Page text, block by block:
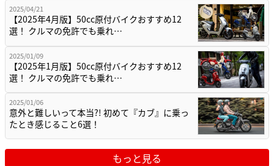
2025/04/21
【2025年4月版】50cc原付バイクおすすめ12
選！ クルマの免許でも乗れ…
2025/01/09
【2025年1月版】50cc原付バイクおすすめ12
選！ クルマの免許でも乗れ…
2025/01/06
意外と難しいって本当?! 初めて『カブ』に乗っ
たとき感じること6選！
もっと見る